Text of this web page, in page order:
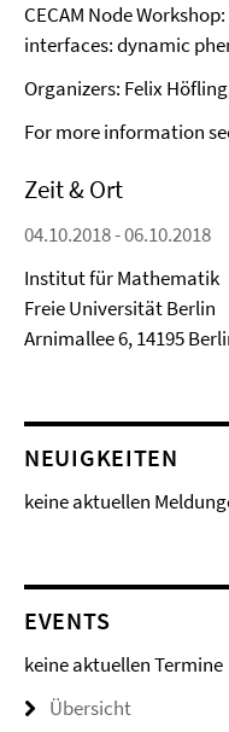
CECAM Node
interfaces: dynamic
Organizers: Felix
For more information
Zeit & Ort
04.10.2018 - 06.10.2018
Institut für Mathematik
Freie Universität Berlin
Arnimallee 6, 14195
NEUIGKEITEN
keine aktuellen
EVENTS
keine aktuellen Termine
Übersicht